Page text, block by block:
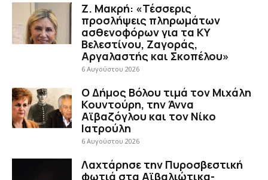
Ζ. Μακρή: «Τέσσερις
προσλήψεις πληρωμάτων
ασθενοφόρων για τα ΚΥ
Βελεστίνου, Ζαγοράς,
Αργαλαστής και Σκοπέλου»
6 Αυγούστου 2026
Ο Δήμος Βόλου τιμά τον Μιχάλη
Κουντούρη, την Άννα
Αϊβαζόγλου και τον Νίκο
Ιατρούλη
6 Αυγούστου 2026
Λαχτάρησε την Πυροσβεστική
φωτιά στα Αϊβαλιώτικα-